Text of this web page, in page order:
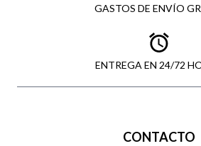
GASTOS DE ENVÍO
ENTREGA EN 24/72
CONTACTO